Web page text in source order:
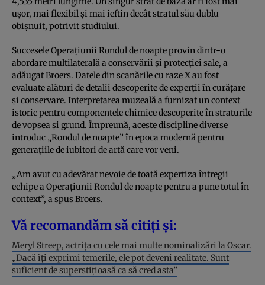
ușor, mai flexibil și mai ieftin decât stratul său dublu
obișnuit, potrivit studiului.
Succesele Operațiunii Rondul de noapte provin dintr-o
abordare multilaterală a conservării și protecției sale, a
adăugat Broers. Datele din scanările cu raze X au fost
evaluate alături de detalii descoperite de experții în curățare
și conservare. Interpretarea muzeală a furnizat un context
istoric pentru componentele chimice descoperite în straturile
de vopsea și grund. Împreună, aceste discipline diverse
introduc „Rondul de noapte” în epoca modernă pentru
generațiile de iubitori de artă care vor veni.
„Am avut cu adevărat nevoie de toată expertiza întregii
echipe a Operațiunii Rondul de noapte pentru a pune totul în
context”, a spus Broers.
Vă recomandăm să citiți și:
Meryl Streep, actrița cu cele mai multe nominalizări la Oscar.
„Dacă îți exprimi temerile, ele pot deveni realitate. Sunt
suficient de superstițioasă ca să cred asta”